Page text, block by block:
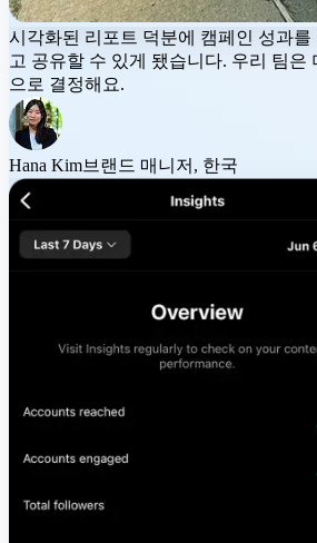
시각화된 리포트 덕분에 캠페인 성과를
고 공유할 수 있게 됐습니다. 우리 팀은
으로 결정해요.
Hana Kim브랜드 매니저, 한국